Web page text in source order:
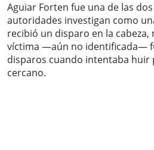
Aguiar Forten fue una de las
autoridades investigan como
recibió un disparo en la
víctima —aún no identificada—
disparos cuando intentaba
cercano.